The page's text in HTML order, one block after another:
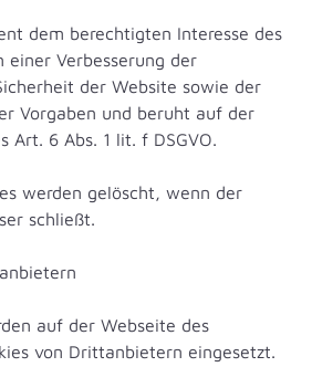
dem berechtigten Interesse des
Verbesserung der
der Website sowie der
Vorgaben und beruht auf der
Art. 6 Abs. 1 lit. f DSGVO.
werden gelöscht, wenn der
schließt.
auf der Webseite des
von Drittanbietern eingesetzt.